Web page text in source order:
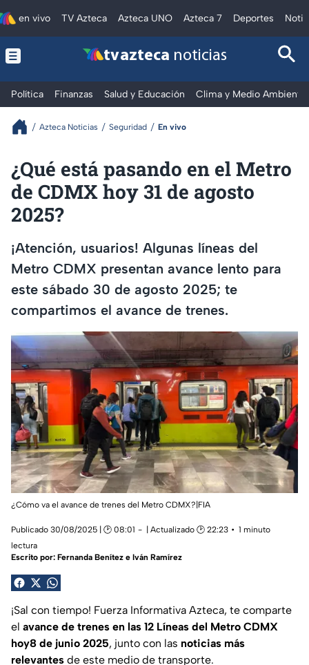
en vivo TV Azteca Azteca UNO Azteca 7 Deportes
tv azteca noticias
Política Finanzas Salud y Educación Clima y Medio Ambiente
Azteca Noticias Seguridad En vivo
¿Qué está pasando en el Metro
de CDMX hoy 31 de agosto
2025?
¡Atención, usuarios! Algunas líneas del
Metro CDMX presentan avance lento para
este sábado 30 de agosto 2025; te
compartimos el avance de trenes.
¿Cómo va el avance de trenes del Metro CDMX?|FIA
Publicado 30/08/2025 | 🕑 08:01 | Actualizado 🕑 22:23
1 minuto
lectura
Escrito por: Fernanda Benítez e Iván Ramírez
¡Sal con tiempo! Fuerza Informativa Azteca, te comparte
el avance de trenes en las 12 Líneas del Metro CDMX
hoy8 de junio 2025, junto con las noticias más
relevantes de este medio de transporte.